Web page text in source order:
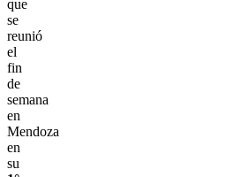
que
se
reunió
el
fin
de
semana
en
Mendoza
en
su